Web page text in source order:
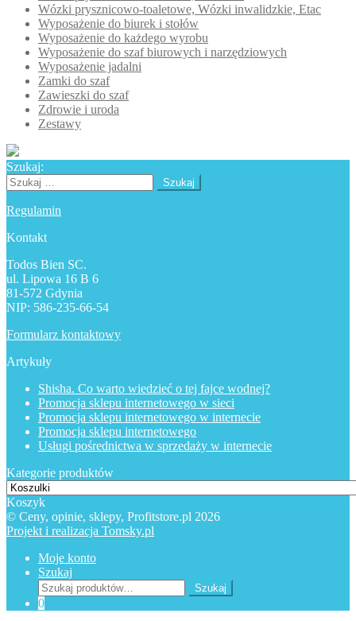
Wózki prysznicowo-toaletowe, Wózki inwalidzkie, Etac
Wyposażenie do biurek i stołów
Wyposażenie do każdego wyrobu
Wyposażenie do szaf biurowych i narzędziowych
Wyposażenie jadalni
Zamki do szaf
Zawieszki do szaf
Zdrowie i uroda
Zestawy
Szukaj:
Szukaj:
Regulamin
Kontakt
Todos Bien SC.
ul. Lipowa 16 B 6
81-572 Gdynia
NIP: 586-235-66-54
Formularz kontaktowy
Artykuły
Shisha. Co warto wiedzieć o tej fajce wodnej?
Promocja sklepu internetowego w sieci
Promocja sklepu internetowego w internecie
Promocja sklepu internetowego
Usługi pośrednictwa w sprzedaży w internecie
Kategorie produktów
Koszyk
© Ceny, opinie, sklepy, Profitstore.pl 2026
Projekt i realizacja Tomsky.pl
Moje konto
Szukaj
Szukaj:
Szukaj
0